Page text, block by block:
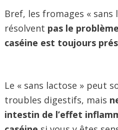
Bref, les fromages « sans
résolvent pas le
caséine est toujours
Le « sans lactose » peut
troubles digestifs, mais
intestin de l’effet